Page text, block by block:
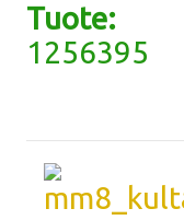
Tuote:
1256395